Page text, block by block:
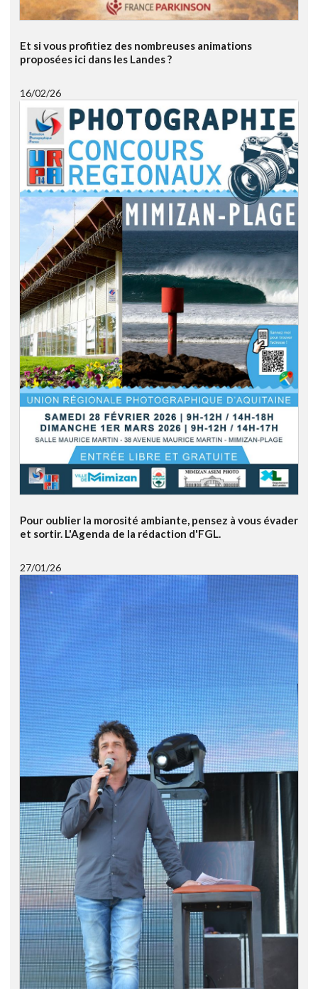
Et si vous profitiez des nombreuses animations
proposées ici dans les Landes ?
16/02/26
Pour oublier la morosité ambiante, pensez à vous évader
et sortir. L'Agenda de la rédaction d'FGL.
27/01/26